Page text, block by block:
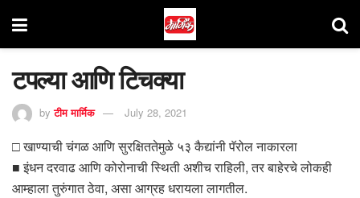
टपल्या आणि टिचक्या
by टीम मार्मिक July 28, 2021
□ खाण्याची चंगळ आणि सुरक्षिततेमुळे ५३ कैद्यांनी पॅरोल नाकारला
■ इंधन दरवाढ आणि कोरोनाची स्थिती अशीच राहिली, तर बाहेरचे लोकही
आम्हाला तुरुंगात ठेवा, असा आग्रह धरायला लागतील.